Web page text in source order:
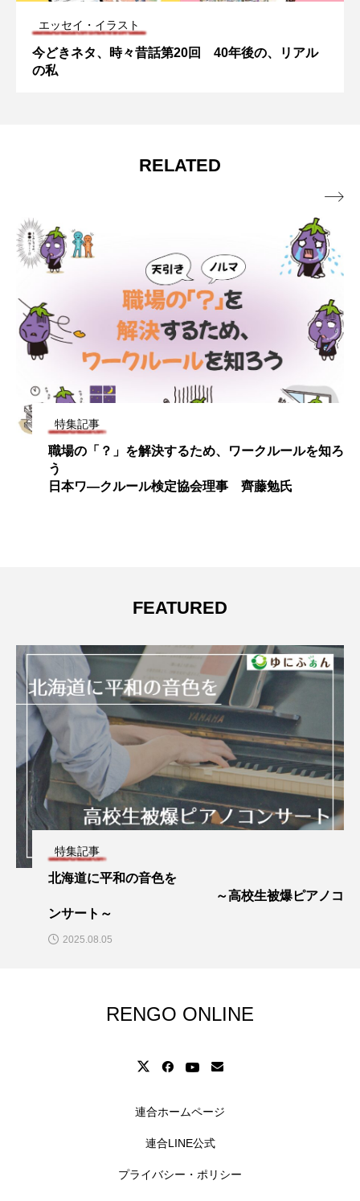
エッセイ・イラスト
今どきネタ、時々昔話第20回 40年後の、リアル
の私
RELATED
を解決するため、ワークルールを知ろ
ール検定協会理事 齊藤勉氏
「SOSを出
労働組合が

FEATURED
特集記事
北海道に平和の音色を
～高校生被爆ピアノコ
ンサート～
2025.08.05
RENGO ONLINE
連合ホームページ
連合LINE公式
プライバシー・ポリシー